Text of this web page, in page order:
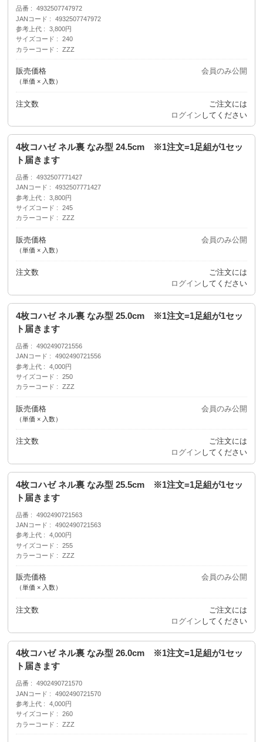
品番
4932507747972
JANコード
4932507747972
参考上代
3,800円
サイズコード
240
カラーコード
ZZZ
販売価格
（単価 × 入数）
会員のみ公開
注文数
ご注文には
ログイン してください
4枚コハゼ ネル裏 なみ型 24.5cm ※1注文=1足組が1セッ
ト届きます
品番
4932507771427
JANコード
4932507771427
参考上代
3,800円
サイズコード
245
カラーコード
ZZZ
販売価格
（単価 × 入数）
会員のみ公開
注文数
ご注文には
ログイン してください
4枚コハゼ ネル裏 なみ型 25.0cm ※1注文=1足組が1セッ
ト届きます
品番
4902490721556
JANコード
4902490721556
参考上代
4,000円
サイズコード
250
カラーコード
ZZZ
販売価格
（単価 × 入数）
会員のみ公開
注文数
ご注文には
ログイン してください
4枚コハゼ ネル裏 なみ型 25.5cm ※1注文=1足組が1セッ
ト届きます
品番
4902490721563
JANコード
4902490721563
参考上代
4,000円
サイズコード
255
カラーコード
ZZZ
販売価格
（単価 × 入数）
会員のみ公開
注文数
ご注文には
ログイン してください
4枚コハゼ ネル裏 なみ型 26.0cm ※1注文=1足組が1セッ
ト届きます
品番
4902490721570
JANコード
4902490721570
参考上代
4,000円
サイズコード
260
カラーコード
ZZZ